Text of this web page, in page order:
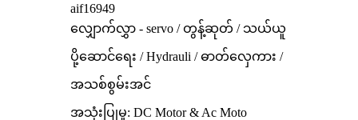
aif16949
လျှောက်လွှာ - servo / တွန့်ဆုတ် / သယ်ယူ
ပို့ဆောင်ရေး / Hydrauli / ဓာတ်လှေကား /
အသစ်စွမ်းအင်
အသုံးပြုမှု: DC Motor & Ac Moto